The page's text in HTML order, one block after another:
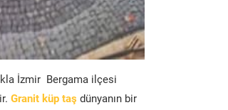
İzmir Bergama ilçesi
Granit küp taş dünyanın bir